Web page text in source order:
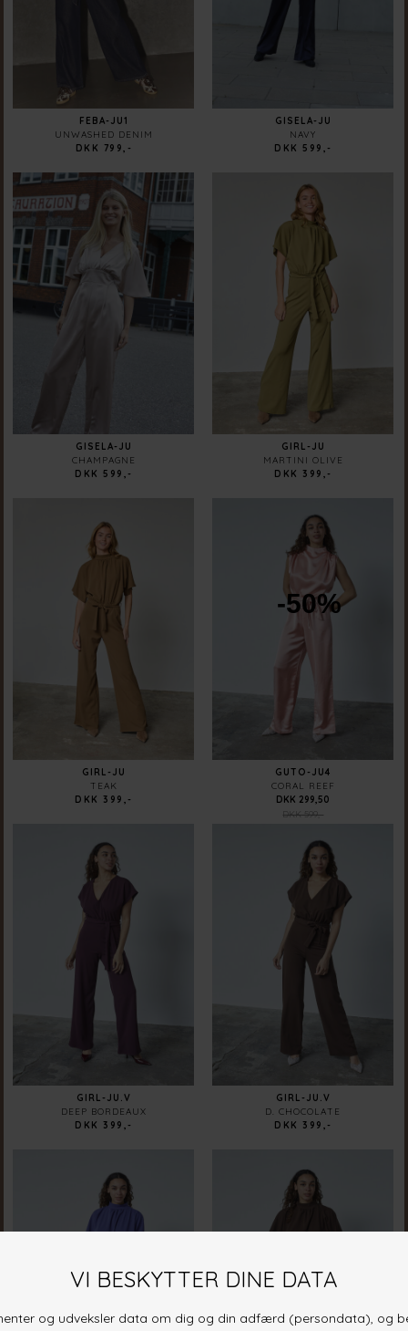
FEBA-JU1
UNWASHED DENIM
DKK 799,-
GISELA-JU
NAVY
DKK 599,-
GISELA-JU
CHAMPAGNE
DKK 599,-
GIRL-JU
MARTINI OLIVE
DKK 399,-
GIRL-JU
TEAK
DKK 399,-
-50%
GUTO-JU4
CORAL REEF
DKK 599,-
DKK 299,50
GIRL-JU.V
DEEP BORDEAUX
DKK 399,-
GIRL-JU.V
D. CHOCOLATE
DKK 399,-